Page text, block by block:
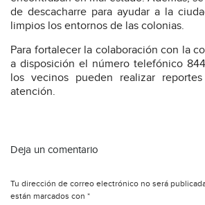
de descacharre para ayudar a la
limpios los entornos de las colonias.
Para fortalecer la colaboración con la
a disposición el número telefónico
los vecinos pueden realizar
atención.
Deja un comentario
Tu dirección de correo electrónico no será
están marcados con *